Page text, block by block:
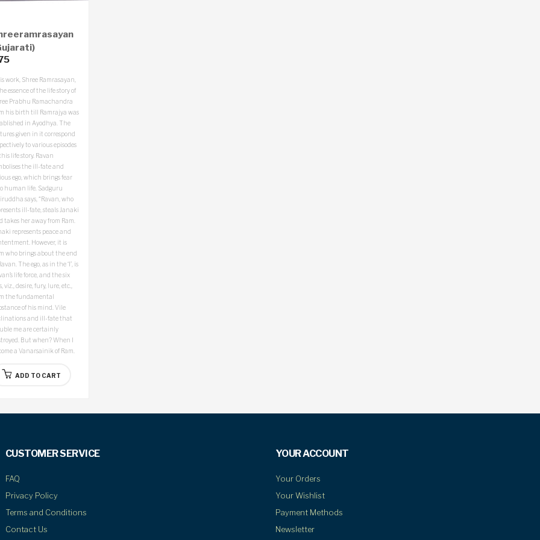
work, Shree Ramrasayan,
essence of the life story of
Prabhu Ramachandra
his birth till Ramrajya was
in Ayodhya. The
given in it correspond
to various episodes
life story. Ravan
the ill-fate and
ego, which brings fear
human life. Sadguru
says, “Ravan, who
ill-fate, steals Janaki
takes her away from Ram.
represents peace and
However, it is
who brings about the end
The ego, as in the ‘I’, is
life force, and the six
viz., desire, fury, lure, etc.,
the fundamental
of his mind. Vile
and ill-fate that
me are certainly
But when? When I
a Vanarsainik of Ram.
ADD TO CART
CUSTOMER SERVICE
FAQ
Privacy Policy
Terms and Conditions
Contact Us
YOUR ACCOUNT
Your Orders
Your Wishlist
Payment Methods
Newsletter